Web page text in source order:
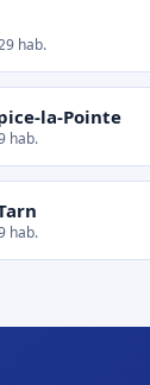
hab.
la-Pointe
hab.
hab.